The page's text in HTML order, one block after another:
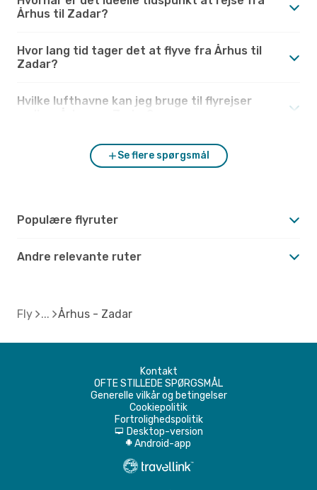
Århus til Zadar?
Hvor lang tid tager det at flyve fra Århus til
Zadar?
Hvilke lufthavne kan jeg bruge til flyrejser
Se flere spørgsmål
Populære flyruter
Andre relevante ruter
Fly Århus - Zadar
Kontakt
OFTE STILLEDE SPØRGSMÅL
Generelle vilkår og betingelser
Cookiepolitik
Fortrolighedspolitik
d Desktop-version
A Android-app